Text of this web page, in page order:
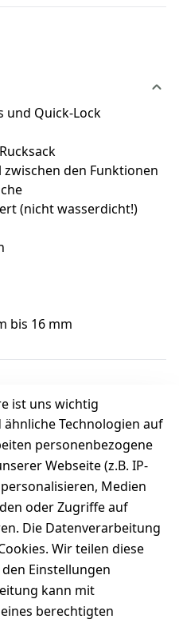
und Quick-Lock
den Funktionen
(nicht wasserdicht!)
bis 16 mm
Bewertung
0
Bewertung(en)
abgeben
( 0 )
( 0 )
( 0 )
ist uns wichtig
Technologien auf
personenbezogene
Webseite (z.B. IP-
Medien
oder Zugriffe auf
Die Datenverarbeitung
Wir teilen diese
Einstellungen
kann mit
berechtigten